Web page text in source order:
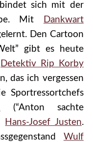
sich mit der
Mit
Dankwart
Den Cartoon
gibt es heute
Detektiv Rip Korby
das ich vergessen
Sportressortchefs
(“Anton sachte
Hans-Josef Justen.
Wulf